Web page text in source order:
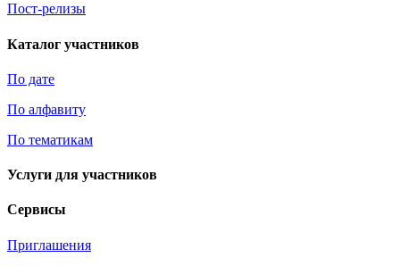
Пост-релизы
Каталог участников
По дате
По алфавиту
По тематикам
Услуги для участников
Сервисы
Приглашения